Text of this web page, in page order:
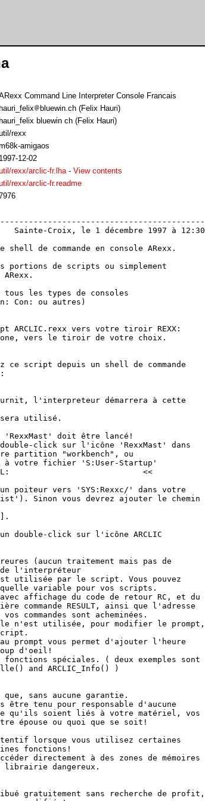
Command Line Interpreter Console Francais
hauri_felix
bluewin.ch (Felix Hauri)
hauri_felix bluewin ch (Felix Hauri)
rexx
amigaos
1997-12-02
rexx/arclic-fr.lha- View contents
rexx/arclic-fr.readme
Sainte-Croix, le 1 décembre 1997 à 12:30
de commande en console ARexx.
de scripts ou simplement
les types de consoles
Con: ou autres)
ARCLIC.rexx vers votre tiroir REXX:
vers le tiroir de votre choix.
ce script depuis un shell de commande
l'interpreteur démarrera à cette
sera utilisé.
'RexxMast' doit être lancé!
click sur l'icône 'RexxMast' dans
partition "workbench", ou
à votre fichier 'S:User-Startup'
>NIL:                            <<
poiteur vers 'SYS:Rexxc/' dans votre
Sinon vous devrez ajouter le chemin
double-click sur l'icône ARCLIC
(aucun traitement mais pas de
l'interpréteur
utilisée par le script. Vous pouvez
variable pour vos scripts.
affichage du code de retour RC, et du
commande RESULT, ainsi que l'adresse
commandes sont acheminées.
n'est utilisée, pour modifier le prompt,
prompt vous permet d'ajouter l'heure
d'oeil!
fonctions spéciales. ( deux exemples sont
and ARCLIC_Info() )
sans aucune garantie.
être tenu pour responsable d'aucune
qu'ils soient liés à votre matériel, vos
épouse ou quoi que se soit!
lorsque vous utilisez certaines
fonctions!
directement à des zones de mémoires
librairie dangereux.
gratuitement sans recherche de profit,